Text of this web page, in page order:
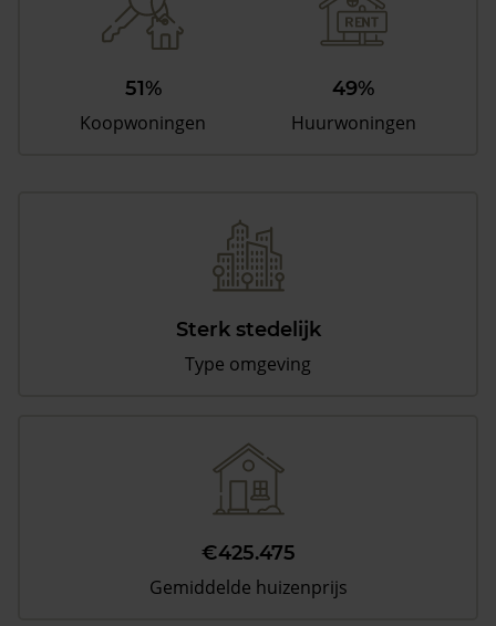
51%
Koopwoningen
49%
Huurwoningen
Sterk stedelijk
Type omgeving
€425.475
Gemiddelde huizenprijs